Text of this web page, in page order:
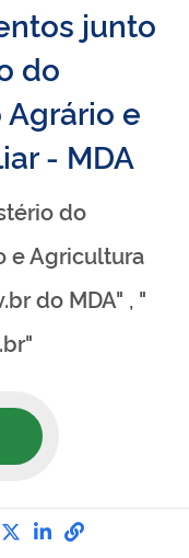
junto
do
e
- MDA
do
e Agricultura
do MDA" , "
no
Compartilhe no
Compartilhe no
Compartilhe